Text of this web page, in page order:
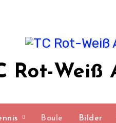
Rot-Weiß
Boule Bilder